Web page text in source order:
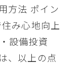
方法 ポイン
み心地向上
設備投資
、以上の点